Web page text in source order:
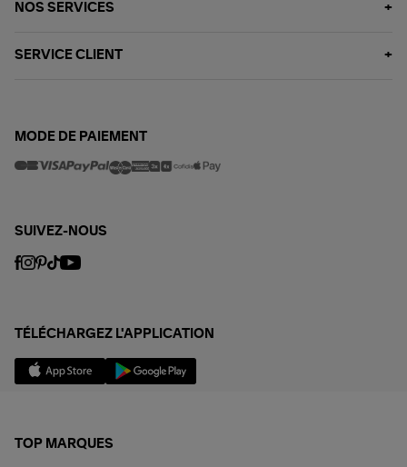
NOS SERVICES
SERVICE CLIENT
MODE DE PAIEMENT
SUIVEZ-NOUS
TÉLÉCHARGEZ L'APPLICATION
TOP MARQUES